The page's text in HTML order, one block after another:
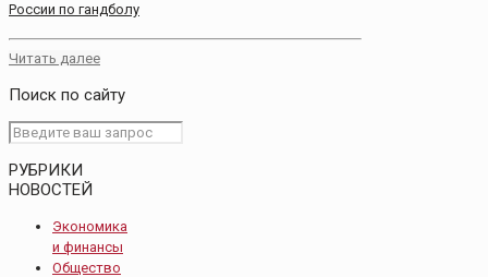
России по гандболу
Читать далее
Поиск по сайту
РУБРИКИ
НОВОСТЕЙ
Экономика
и финансы
Общество